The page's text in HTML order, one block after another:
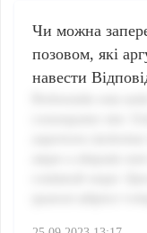
Чи можна
позовом, які
навести